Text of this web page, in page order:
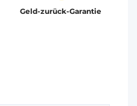
Geld-zurück-Garantie